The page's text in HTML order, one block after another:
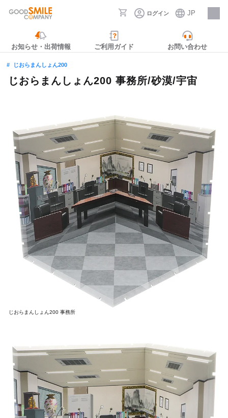
ログイン JP
採用情報
お知らせ・出荷情報 ご利用ガイド お問い合わせ
じおらまんしょん200
じおらまんしょん200 事務所/砂漠/宇宙
じおらまんしょん200 事務所